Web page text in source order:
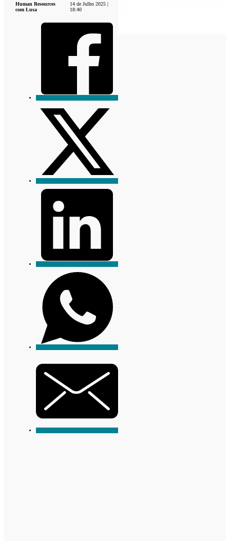
Human Resources
com Lusa
14 de Julho 2025 |
18:40